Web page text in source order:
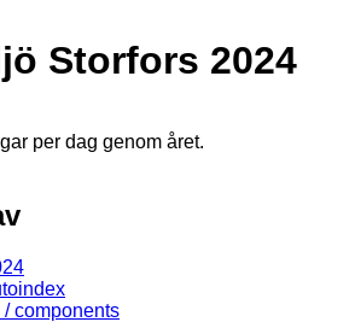
Storfors 2024
per dag genom året.
components